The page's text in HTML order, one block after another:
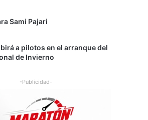
Sami Pajari
a pilotos en el arranque del
de Invierno
-Publicidad-